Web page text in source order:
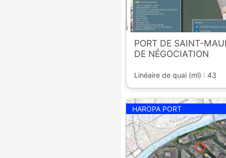
PORT DE SAINT-
DE NÉGOCIATION
Linéaire de quai (ml) : 43
HAROPA PORT